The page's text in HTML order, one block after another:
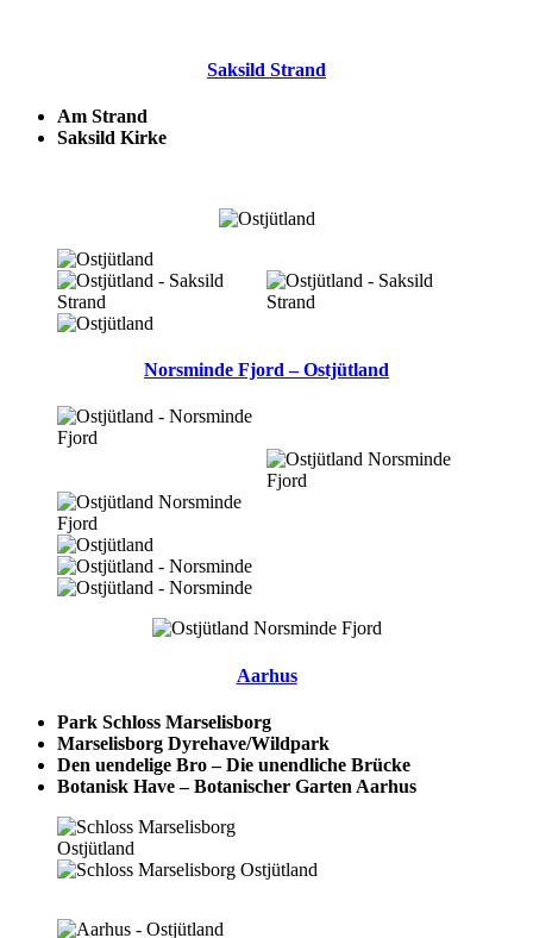
Saksild Strand
Am Strand
Saksild Kirke
Norsminde Fjord – Ostjütland
Aarhus
Park Schloss Marselisborg
Marselisborg Dyrehave/Wildpark
Den uendelige Bro – Die unendliche Brücke
Botanisk Have – Botanischer Garten Aarhus